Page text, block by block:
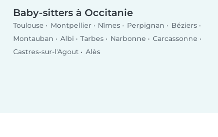
Baby-sitters à Occitanie
Toulouse Montpellier Nîmes Perpignan
Béziers
Montauban
Albi Tarbes Narbonne
Carcassonne
Castres-sur-l'Agout
Alès